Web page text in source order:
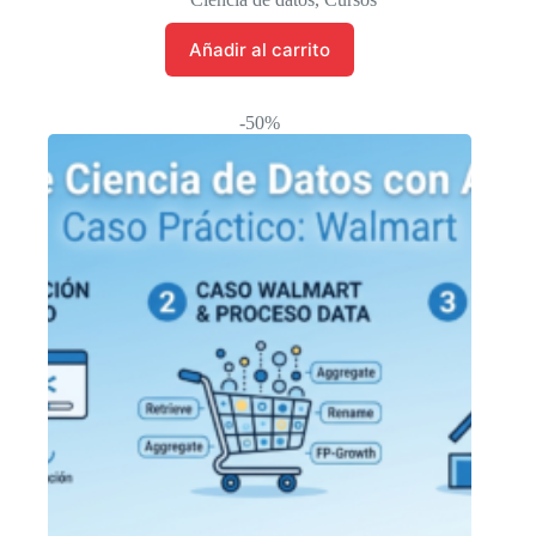
era:
$ 224.021.
es:
$ 112.010.
Añadir al carrito
-50%